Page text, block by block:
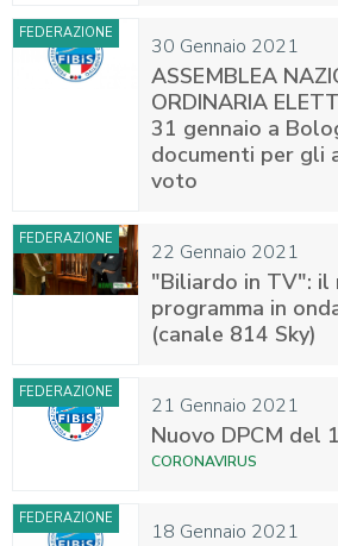
30 Gennaio 2021
FEDERAZIONE
ASSEMBLEA
ORDINARIA
31 gennaio a
documenti per gli
voto
22 Gennaio 2021
FEDERAZIONE
"Biliardo in TV": il
programma in
(canale 814 Sky)
21 Gennaio 2021
FEDERAZIONE
Nuovo DPCM del
CORONAVIRUS
18 Gennaio 2021
FEDERAZIONE